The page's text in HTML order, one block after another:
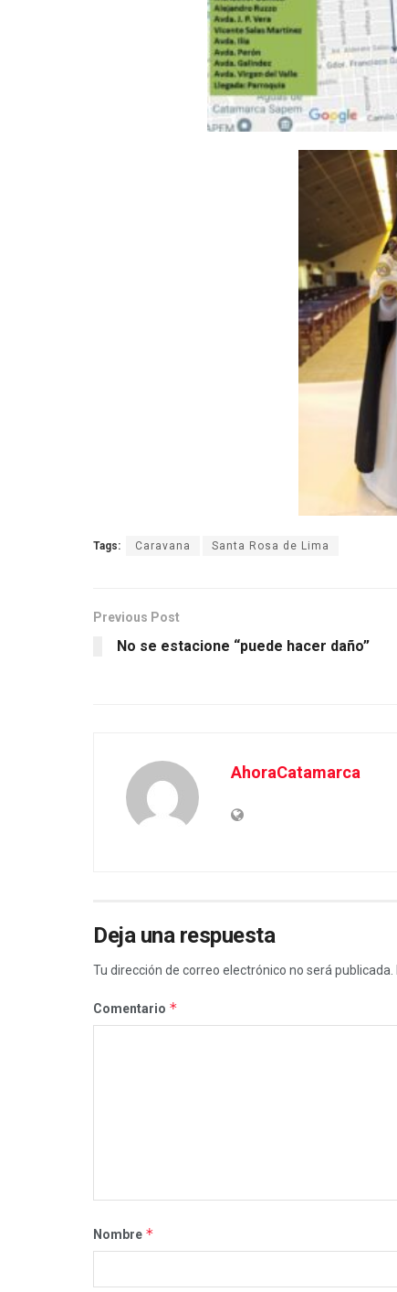
Tags: Caravana Santa Rosa de Lima
Previous Post
No se estacione “puede hacer daño”
AhoraCatamarca
Deja una respuesta
Tu dirección de correo electrónico no será publicada.
Comentario *
Nombre *